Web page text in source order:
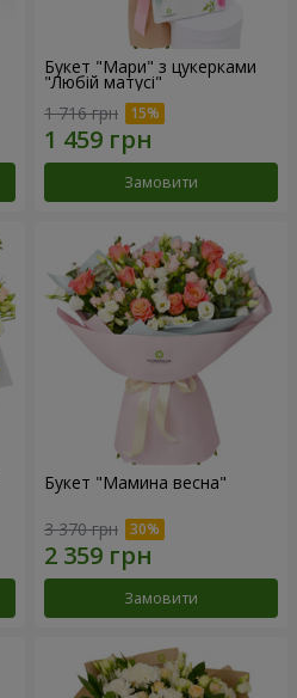
Букет "Мари" з цукерками
"Любій матусі"
1 716 грн
Замовити
Букет "Мамина весна"
3 370 грн
Замовити